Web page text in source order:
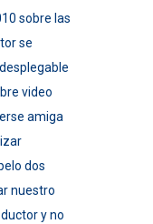
sobre las
se
video
amiga
dos
nuestro
y no